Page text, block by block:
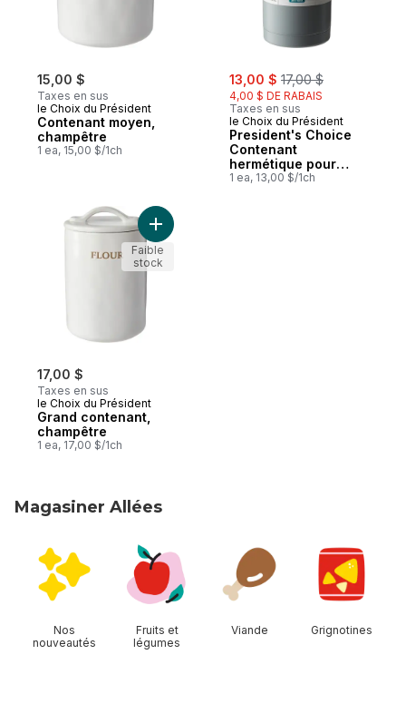
15,00 $
Taxes en sus
le Choix du Président
Contenant moyen,
champêtre
1 ea, 15,00 $/1ch
sale:
13,00 $ , formerly:
17,00 $
4,00 $ DE RABAIS
Taxes en sus
le Choix du Président
President's Choice
Contenant
hermétique pour
aliments, 500 ml –
1 ea, 13,00 $/1ch
17,00 $
Taxes en sus
le Choix du Président
Grand contenant,
champêtre
1 ea, 17,00 $/1ch
Ajouter Grand contenant, champêtre au
Faible
stock
Magasiner Allées
Nos
nouveautés
Fruits et
légumes
Viande Grignotines